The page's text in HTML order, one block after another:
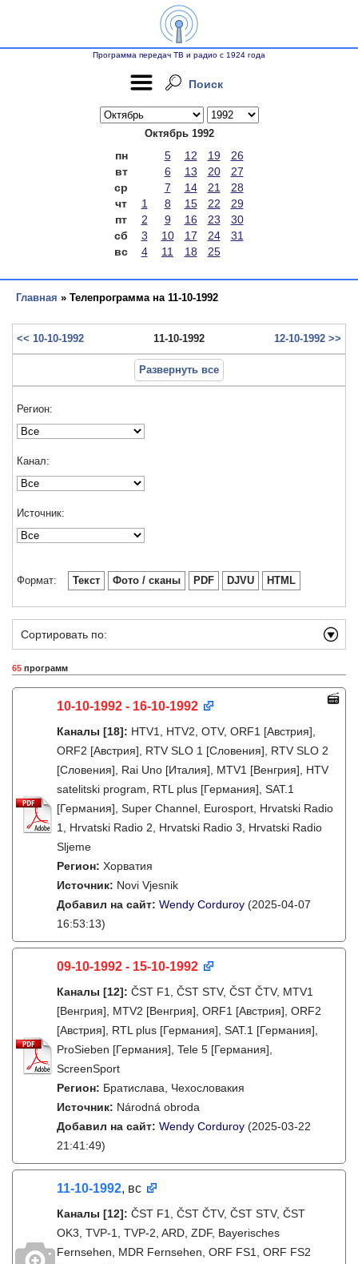
Программа передач ТВ и радио с 1924 года
Поиск
Октябрь 1992
пн 5 12 19
26
вт
6 13 20
27
ср
7 14 21
28
чт
1 8 15 22
29
пт
2 9 16 23
30
сб
3 10 17 24
31
вс
4 11 18 25
Главная » Телепрограмма на 11-10-1992
<< 10-10-1992 11-10-1992 12-10-1992 >>
Развернуть все
Регион:
Канал:
Источник:
Формат: Текст Фото / сканы PDF DJVU HTML
Сортировать по:
65 программ
10-10-1992 - 16-10-1992
Каналы [18]: HTV1, HTV2, OTV, ORF1 [Австрия],
ORF2 [Австрия], RTV SLO 1 [Словения], RTV SLO 2
[Словения], Rai Uno [Италия], MTV1 [Венгрия], HTV
satelitski program, RTL plus [Германия], SAT.1
[Германия], Super Channel, Eurosport, Hrvatski Radio
1, Hrvatski Radio 2, Hrvatski Radio 3, Hrvatski Radio
Sljeme
Регион: Хорватия
Источник: Novi Vjesnik
Добавил на сайт: Wendy Corduroy (2025-04-07
16:53:13)
09-10-1992 - 15-10-1992
Каналы [12]: ČST F1, ČST STV, ČST ČTV, MTV1
[Венгрия], MTV2 [Венгрия], ORF1 [Австрия], ORF2
[Австрия], RTL plus [Германия], SAT.1 [Германия],
ProSieben [Германия], Tele 5 [Германия],
ScreenSport
Регион: Братислава, Чехословакия
Источник: Národná obroda
Добавил на сайт: Wendy Corduroy (2025-03-22
21:41:49)
11-10-1992, вс
Каналы [12]: ČST F1, ČST ČTV, ČST STV, ČST
OK3, TVP-1, TVP-2, ARD, ZDF, Bayerisches
Fernsehen, MDR Fernsehen, ORF FS1, ORF FS2